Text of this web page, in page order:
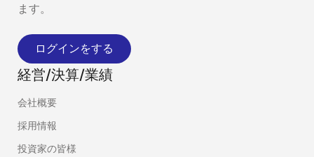
ます。
ログインをする
経営/決算/業績
会社概要
採用情報
投資家の皆様